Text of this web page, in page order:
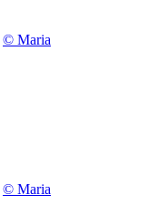
© Maria
© Maria